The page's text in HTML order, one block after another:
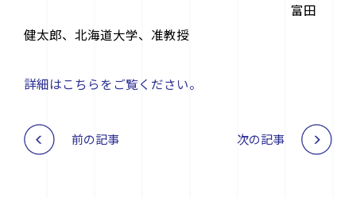
富田
健太郎、北海道大学、准教授
詳細はこちらをご覧ください。
前の記事 次の記事